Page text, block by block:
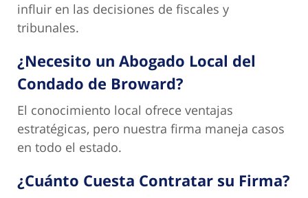
influir en las decisiones de fiscales y
tribunales.
¿Necesito un Abogado Local del
Condado de Broward?
El conocimiento local ofrece ventajas
estratégicas, pero nuestra firma maneja casos
en todo el estado.
¿Cuánto Cuesta Contratar su Firma?